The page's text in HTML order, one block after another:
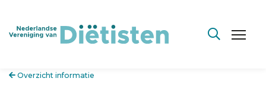
Overzicht informatie